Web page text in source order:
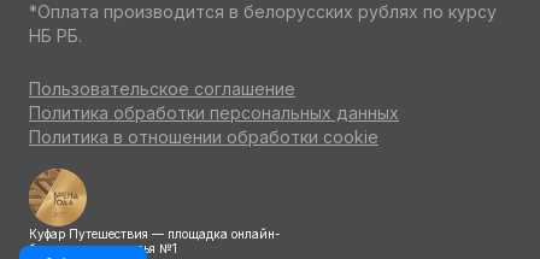
*Оплата производится в белорусских рублях по курсу
НБ РБ.
Пользовательское соглашение
Политика обработки персональных данных
Политика в отношении обработки cookie
Куфар Путешествия — площадка онлайн-
бронирования жилья №1